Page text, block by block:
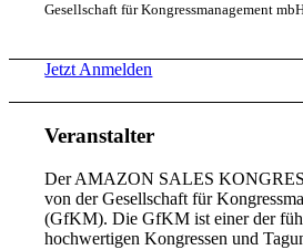
Gesellschaft für Kongressmanagement
Jetzt Anmelden
Veranstalter
Der AMAZON SALES
von der Gesellschaft für
(GfKM). Die GfKM ist einer der
hochwertigen Kongressen und